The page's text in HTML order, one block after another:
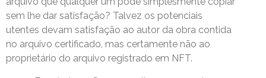
sem lhe dar satisfação? Talvez os potenciais
utentes devam satisfação ao autor da obra contida
no arquivo certificado, mas certamente não ao
proprietário do arquivo registrado em NFT.